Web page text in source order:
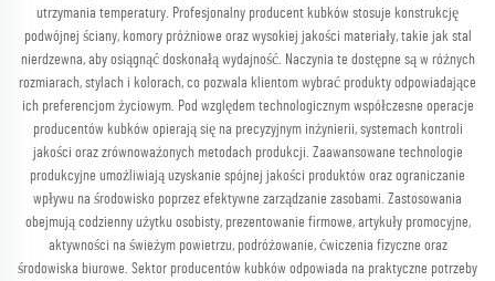
utrzymania temperatury. Profesjonalny producent kubków stosuje konstrukcję
podwójnej ściany, komory próżniowe oraz wysokiej jakości materiały, takie jak stal
nierdzewna, aby osiągnąć doskonałą wydajność. Naczynia te dostępne są w różnych
rozmiarach, stylach i kolorach, co pozwala klientom wybrać produkty odpowiadające
ich preferencjom życiowym. Pod względem technologicznym współczesne operacje
producentów kubków opierają się na precyzyjnym inżynierii, systemach kontroli
jakości oraz zrównoważonych metodach produkcji. Zaawansowane technologie
produkcyjne umożliwiają uzyskanie spójnej jakości produktów oraz ograniczanie
wpływu na środowisko poprzez efektywne zarządzanie zasobami. Zastosowania
obejmują codzienny użytku osobisty, prezentowanie firmowe, artykuły promocyjne,
aktywności na świeżym powietrzu, podróżowanie, ćwiczenia fizyczne oraz
środowiska biurowe. Sektor producentów kubków odpowiada na praktyczne potrzeby